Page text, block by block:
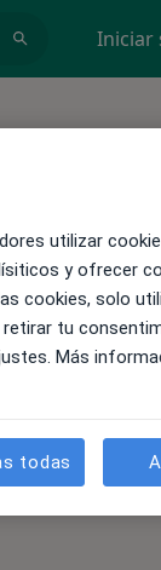
Iniciar
utilizar
y ofrecer
cookies, solo
retirar tu
Más
todas